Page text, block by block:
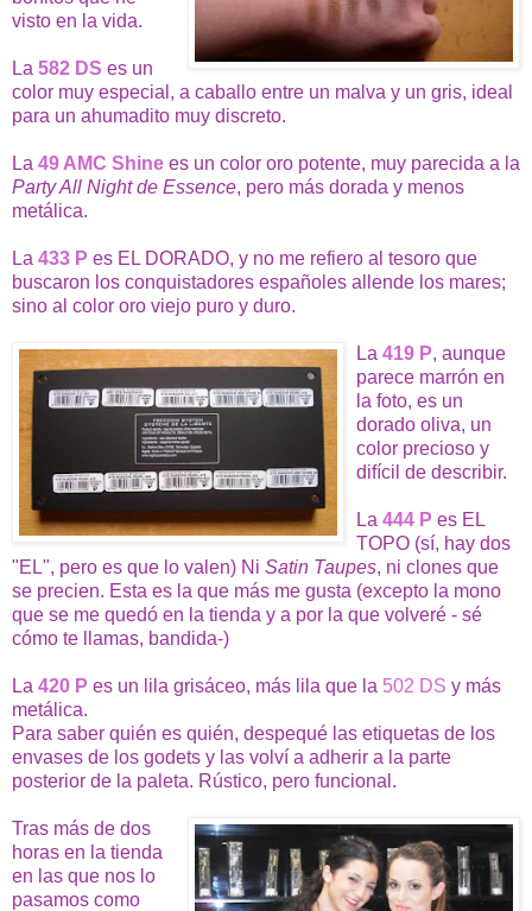
visto en la vida.
La 582 DS es un
color muy especial, a caballo entre un malva y un gris, ideal
para un ahumadito muy discreto.
La 49 AMC Shine es un color oro potente, muy parecida a la
Party All Night de Essence, pero más dorada y menos
metálica.
La 433 P es EL DORADO, y no me refiero al tesoro que
buscaron los conquistadores españoles allende los mares;
sino al color oro viejo puro y duro.
La 419 P, aunque
parece marrón en
la foto, es un
dorado oliva, un
color precioso y
difícil de describir.
La 444 P es EL
TOPO (sí, hay dos
"EL", pero es que lo valen) Ni Satin Taupes, ni clones que
se precien. Esta es la que más me gusta (excepto la mono
que se me quedó en la tienda y a por la que volveré - sé
cómo te llamas, bandida-)
La 420 P es un lila grisáceo, más lila que la 502 DS y más
metálica.
Para saber quién es quién, despequé las etiquetas de los
envases de los godets y las volví a adherir a la parte
posterior de la paleta. Rústico, pero funcional.
Tras más de dos
horas en la tienda
en las que nos lo
pasamos como